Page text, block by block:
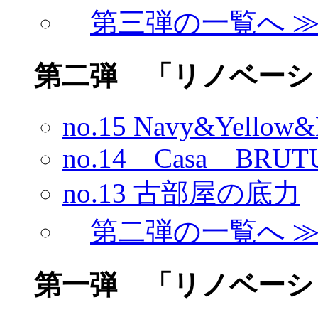
第三弾の一覧へ
第二弾 「リノベーシ
no.15
no.14 Casa
no.13 古部屋の底力
第二弾の一覧へ
第一弾 「リノベーシ